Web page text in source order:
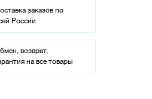
заказов по
России
возврат,
на все товары